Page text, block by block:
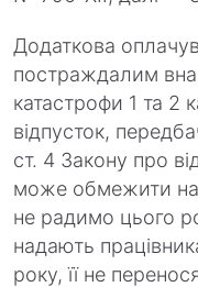
Додаткова
постраждалим
катастрофи 1 та 2
відпусток,
ст. 4 Закону про
може обмежити
не радимо цього
надають
року, її не